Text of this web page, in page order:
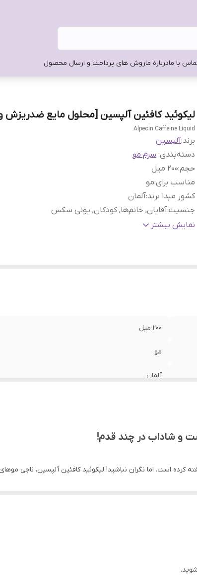
با مادرباره ماروش های پرداخت و ارسال محصول
لیکوئید کافئین آلپسین [محلول مایع ضدریزش
Alpecin Caffeine Liquid
برند:آلپسین
دسته‌بندی: سرم مو
حجم:۲۰۰ میل
مناسب برای:مو
کشور مبدا برند:آلمان
جنسیت:آقایان, خانم‌ها, کودکان, یونی سکس
رده سنی:بزرگسالان, کودکان, نوجوانان, جوان, میانسالنمایش بیشتر
۲۰۰ میل
مو
آلمان
اصلی
و شاداب در چند قدم!
کرده است. اما نگران نباشید! لیکوئید کافئین آلپسین، ناجی